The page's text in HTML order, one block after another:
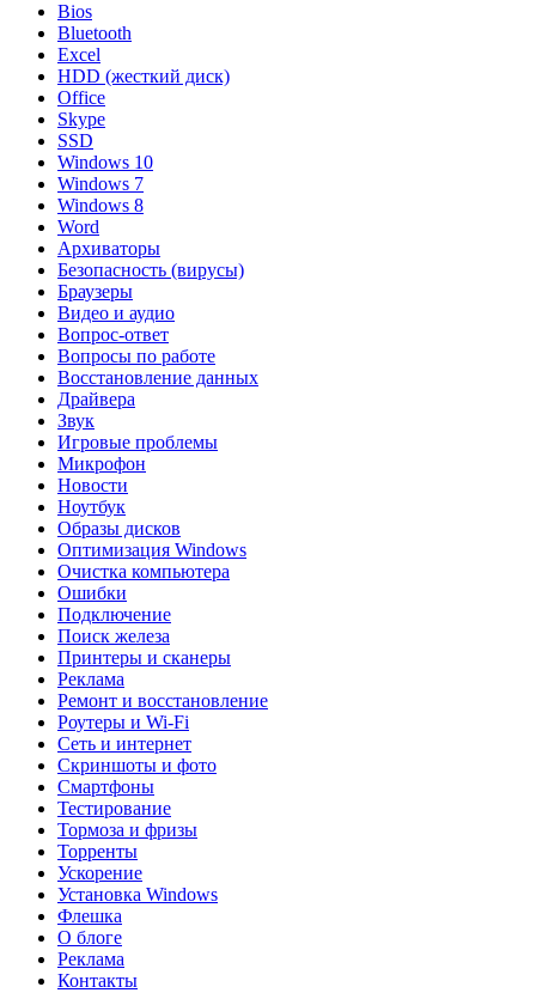
Bios
Bluetooth
Excel
HDD (жесткий диск)
Office
Skype
SSD
Windows 10
Windows 7
Windows 8
Word
Архиваторы
Безопасность (вирусы)
Браузеры
Видео и аудио
Вопрос-ответ
Вопросы по работе
Восстановление данных
Драйвера
Звук
Игровые проблемы
Микрофон
Новости
Ноутбук
Образы дисков
Оптимизация Windows
Очистка компьютера
Ошибки
Подключение
Поиск железа
Принтеры и сканеры
Реклама
Ремонт и восстановление
Роутеры и Wi-Fi
Сеть и интернет
Скриншоты и фото
Смартфоны
Тестирование
Тормоза и фризы
Торренты
Ускорение
Установка Windows
Флешка
О блоге
Реклама
Контакты